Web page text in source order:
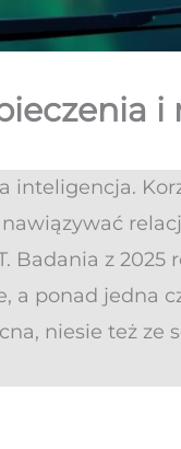
i
inteligencja.
Badania z 2025
a ponad jedna
niesie też ze